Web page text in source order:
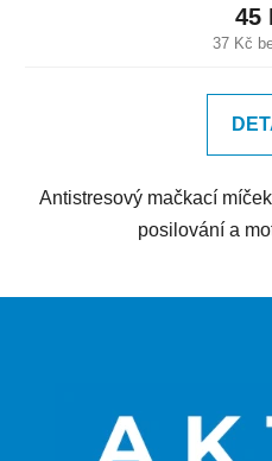
37 Kč
45
Antistresový mačkací
posilování a